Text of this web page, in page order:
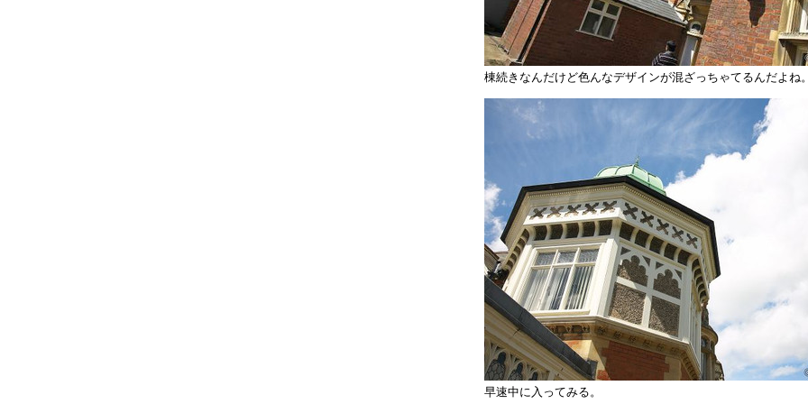
棟続きなんだけど色んなデザインが混ざっちゃてるんだよね
早速中に入ってみる。